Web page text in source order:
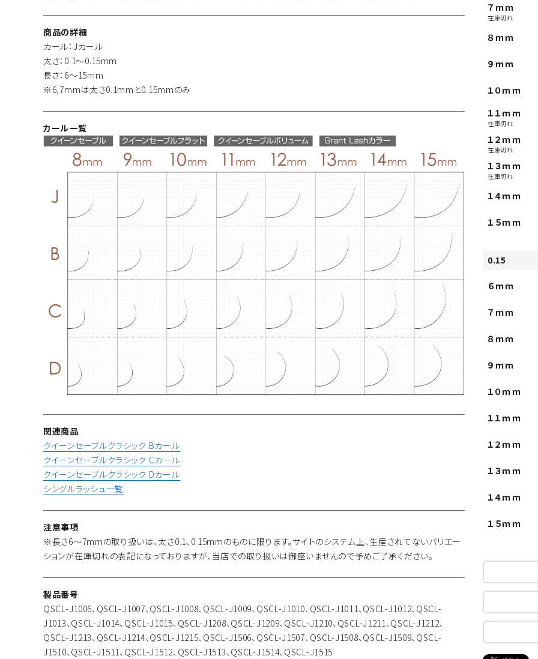
商品の詳細
カール：Jカール
太さ：0.1～0.15mm
長さ：6～15mm
※6,7mmは太さ0.1mmと0.15mmのみ
カール一覧
関連商品
クイーンセーブルクラシック Bカール
クイーンセーブルクラシック Cカール
クイーンセーブルクラシック Dカール
シングルラッシュ一覧
注意事項
※長さ6～7mmの取り扱いは、太さ0.1、0.15mmのものに限ります。サイトのシステム上、生産されてないバリエー
ションが在庫切れの表記になっておりますが、当店での取り扱いは御座いませんので予めご了承ください。
製品番号
QSCL-J1006、QSCL-J1007、QSCL-J1008、QSCL-J1009、QSCL-J1010、QSCL-J1011、QSCL-J1012、QSCL-
J1013、QSCL-J1014、QSCL-J1015、QSCL-J1208、QSCL-J1209、QSCL-J1210、QSCL-J1211、QSCL-J1212、
QSCL-J1213、QSCL-J1214、QSCL-J1215、QSCL-J1506、QSCL-J1507、QSCL-J1508、QSCL-J1509、QSCL-
J1510、QSCL-J1511、QSCL-J1512、QSCL-J1513、QSCL-J1514、QSCL-J1515
７ｍｍ
在庫切れ
８ｍｍ
９ｍｍ
１０ｍｍ
１１ｍｍ
在庫切れ
１２ｍｍ
在庫切れ
１３ｍｍ
在庫切れ
１４ｍｍ
１５ｍｍ
0.15
６ｍｍ
７ｍｍ
８ｍｍ
９ｍｍ
１０ｍｍ
１１ｍｍ
１２ｍｍ
１３ｍｍ
１４ｍｍ
１５ｍｍ